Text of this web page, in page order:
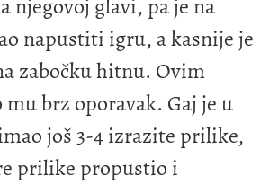
njegovoj glavi, pa je na
napustiti igru, a kasnije je
zabočku hitnu. Ovim
brz oporavak. Gaj je u
još 3-4 izrazite prilike,
prilike propustio i